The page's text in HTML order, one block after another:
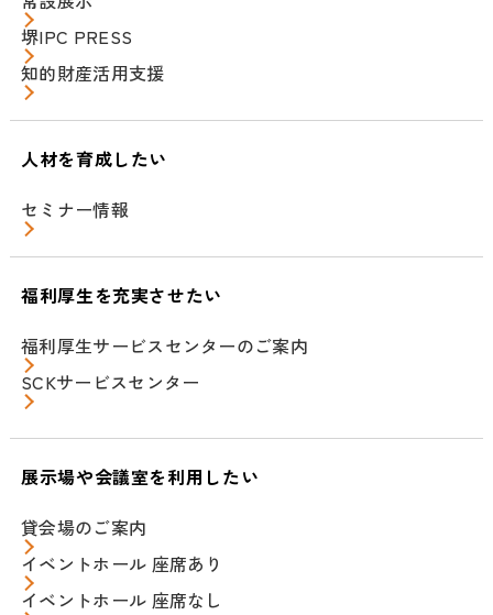
堺IPC PRESS
知的財産活用支援
人材を育成したい
セミナー情報
福利厚生を充実させたい
福利厚生サービスセンターのご案内
SCKサービスセンター
展示場や会議室を利用したい
貸会場のご案内
イベントホール 座席あり
イベントホール 座席なし